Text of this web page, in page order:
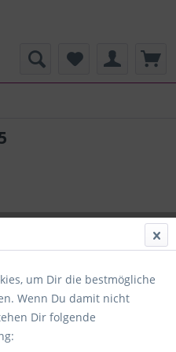
um Dir die bestmögliche
Wenn Du damit nicht
Dir folgende